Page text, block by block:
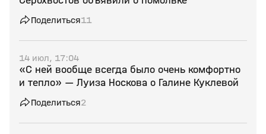
Поделиться11
14 июл, 17:04
«С ней вообще всегда было очень комфортно
и тепло» — Луиза Носкова о Галине Куклевой
Поделиться2